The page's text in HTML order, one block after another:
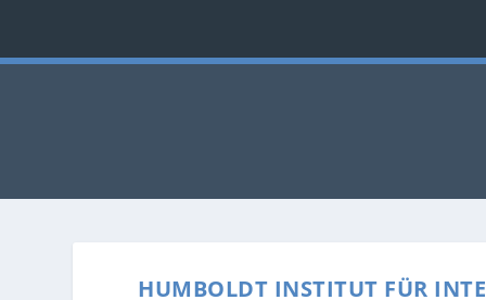
HUMBOLDT INSTITUT FÜR